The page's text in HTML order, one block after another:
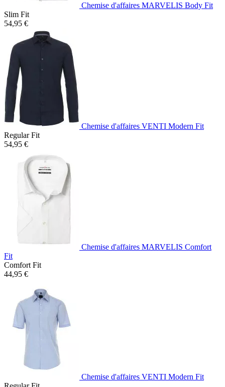
Chemise d'affaires MARVELIS Body Fit
Slim Fit
54,95 €
Chemise d'affaires VENTI Modern Fit
Regular Fit
54,95 €
Chemise d'affaires MARVELIS Comfort
Fit
Comfort Fit
44,95 €
Chemise d'affaires VENTI Modern Fit